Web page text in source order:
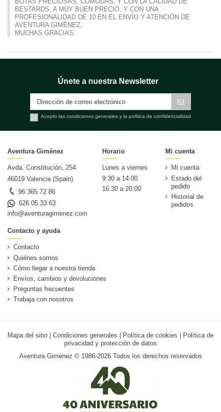
BESTARDS, A MUY BUEN PRECIO, Y CON UNA
PROFESIONALIDAD DE 10 EN EL ENVÍO Y ATENCIÓN DE
AVENTURA GIMÉNEZ,
MUCHAS GRACIAS.
Únete a nuestra Newsletter
Acepto las condiciones generales y la política de confidencialidad
Aventura Giménez
Avda. Constitución, 254
46019 Valencia (Spain)
96 365 72 86
626 05 33 63
info@aventuragimenez.com
Horario
Lunes a viernes
9:30 a 14:00
16:30 a 20:00
Mi cuenta
Mi cuenta
Estado del
pedido
Historial de
pedidos
Contacto y ayuda
Contacto
Quiénes somos
Cómo llegar a nuestra tienda
Envíos, cambios y devoluciones
Preguntas frecuentes
Trabaja con nosotros
Mapa del sitio Condiciones generales Política de cookies
Política de
privacidad y protección de datos
Aventura Giménez © 1986-2026 Todos los derechos reservados